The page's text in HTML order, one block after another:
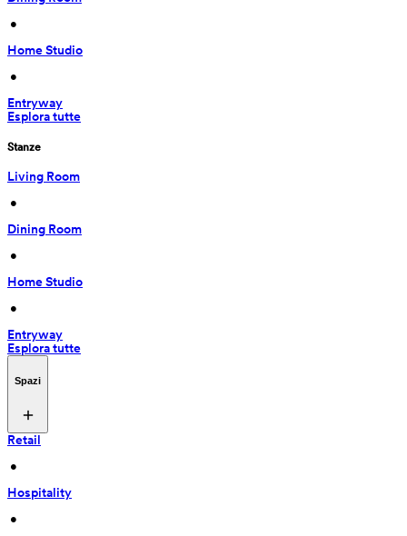
•
Home Studio
•
Entryway
Esplora tutte
Stanze
Living Room
•
Dining Room
•
Home Studio
•
Entryway
Esplora tutte
Spazi
Retail
•
Hospitality
•